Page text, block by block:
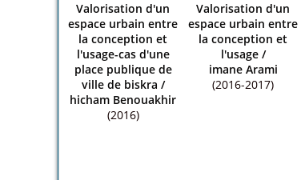
Valorisation d'un
espace urbain entre
la conception et
l'usage-cas d'une
place publique de
ville de biskra /
hicham Benouakhir
(2016)
Valorisation d'un
espace urbain entre
la conception et
l'usage/
imane Arami
(2016-2017)